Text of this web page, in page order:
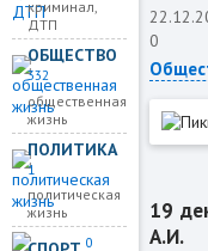
криминал,
ДТП
ОБЩЕСТВО
332
общественная
жизнь
ПОЛИТИКА
1
политическая
жизнь
0
0
19
А.И.